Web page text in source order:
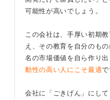
可能性が高いでしょう。
この会社は、手厚い初期
え、その教育を自分のも
名の市場価値を自ら作り
動性の高い人にこそ最適で
会社に「ごきげん」にし